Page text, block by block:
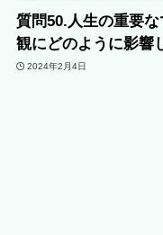
質問50.人生の重要
観にどのように影響
2024年2月4日